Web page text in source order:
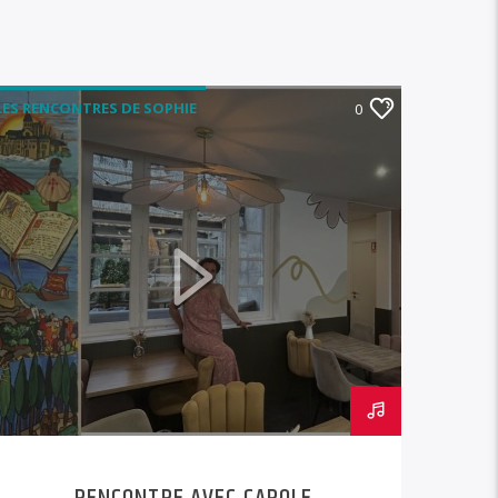
RENCONTRES DE SOPHIE 0